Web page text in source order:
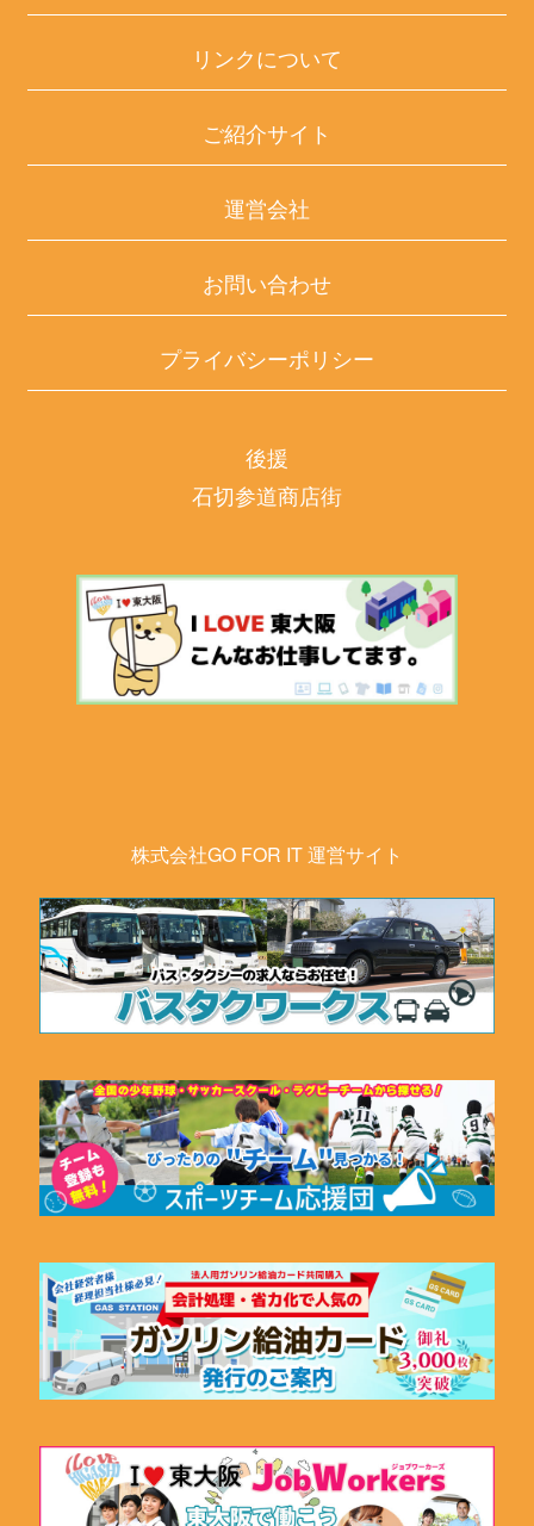
リンクについて
ご紹介サイト
運営会社
お問い合わせ
プライバシーポリシー
後援
石切参道商店街
株式会社GO FOR IT 運営サイト